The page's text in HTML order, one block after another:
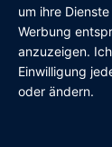
designstrategie,
develop-ing,
sinnestäuschung,
um ihre
Werbung
anzuzeigen.
Einwilligung
oder ändern.